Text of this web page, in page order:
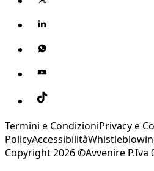
Termini e CondizioniPrivacy e
PolicyAccessibilità
Copyright 2026 ©Avvenire P.Iva